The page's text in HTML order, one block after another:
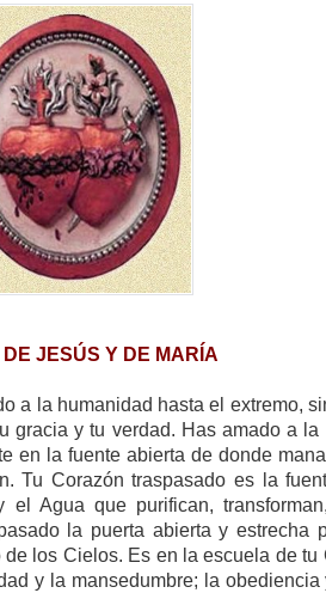
JESÚS Y DE MARÍA
a la humanidad hasta el extremo,
gracia y tu verdad. Has amado a la
en la fuente abierta de donde
Tu Corazón traspasado es la
Agua que purifican,
la puerta abierta y estrecha
los Cielos. Es en la escuela de tu
y la mansedumbre; la